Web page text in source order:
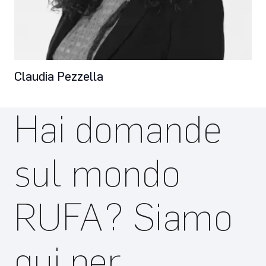
Claudia Pezzella
Hai domande
sul mondo
RUFA? Siamo